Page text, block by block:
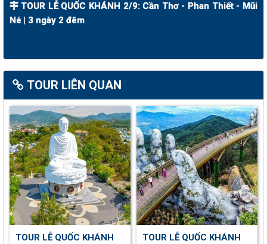
TOUR LỄ QUỐC KHÁNH 2/9: Cần Thơ - Phan Thiết - Mũi
Né | 3 ngày 2 đêm
TOUR LIÊN QUAN
TOUR LỄ QUỐC KHÁNH
TOUR LỄ QUỐC KHÁNH